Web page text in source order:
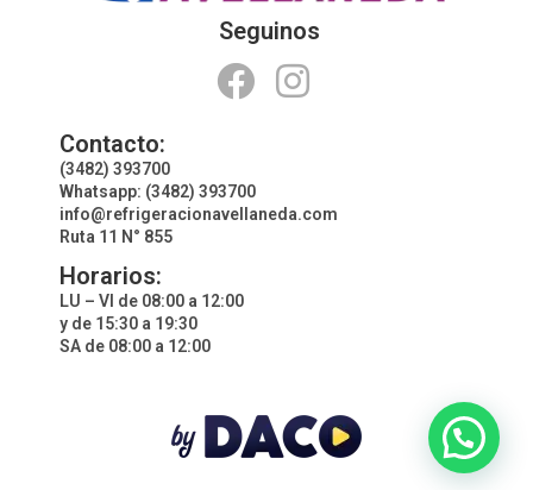
Seguinos
Contacto:
(3482) 393700
Whatsapp: (3482) 393700
info@refrigeracionavellaneda.com
Ruta 11 N° 855
Horarios:
LU – VI de 08:00 a 12:00
y de 15:30 a 19:30
SA de 08:00 a 12:00
¿En que podemos ayudarte?